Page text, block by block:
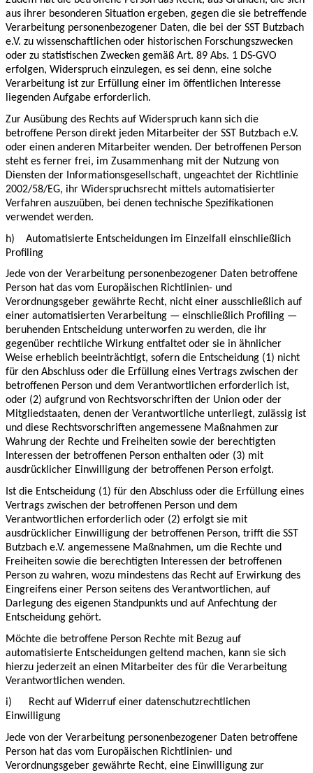
aus ihrer besonderen Situation ergeben, gegen die sie betreffende
Verarbeitung personenbezogener Daten, die bei der SST Butzbach
e.V. zu wissenschaftlichen oder historischen Forschungszwecken
oder zu statistischen Zwecken gemäß Art. 89 Abs. 1 DS-GVO
erfolgen, Widerspruch einzulegen, es sei denn, eine solche
Verarbeitung ist zur Erfüllung einer im öffentlichen Interesse
liegenden Aufgabe erforderlich.
Zur Ausübung des Rechts auf Widerspruch kann sich die
betroffene Person direkt jeden Mitarbeiter der SST Butzbach e.V.
oder einen anderen Mitarbeiter wenden. Der betroffenen Person
steht es ferner frei, im Zusammenhang mit der Nutzung von
Diensten der Informationsgesellschaft, ungeachtet der Richtlinie
2002/58/EG, ihr Widerspruchsrecht mittels automatisierter
Verfahren auszuüben, bei denen technische Spezifikationen
verwendet werden.
h)
Automatisierte Entscheidungen im Einzelfall einschließlich
Profiling
Jede von der Verarbeitung personenbezogener Daten betroffene
Person hat das vom Europäischen Richtlinien- und
Verordnungsgeber gewährte Recht, nicht einer ausschließlich auf
einer automatisierten Verarbeitung — einschließlich Profiling —
beruhenden Entscheidung unterworfen zu werden, die ihr
gegenüber rechtliche Wirkung entfaltet oder sie in ähnlicher
Weise erheblich beeinträchtigt, sofern die Entscheidung (1) nicht
für den Abschluss oder die Erfüllung eines Vertrags zwischen der
betroffenen Person und dem Verantwortlichen erforderlich ist,
oder (2) aufgrund von Rechtsvorschriften der Union oder der
Mitgliedstaaten, denen der Verantwortliche unterliegt, zulässig ist
und diese Rechtsvorschriften angemessene Maßnahmen zur
Wahrung der Rechte und Freiheiten sowie der berechtigten
Interessen der betroffenen Person enthalten oder (3) mit
ausdrücklicher Einwilligung der betroffenen Person erfolgt.
Ist die Entscheidung (1) für den Abschluss oder die Erfüllung eines
Vertrags zwischen der betroffenen Person und dem
Verantwortlichen erforderlich oder (2) erfolgt sie mit
ausdrücklicher Einwilligung der betroffenen Person, trifft die SST
Butzbach e.V. angemessene Maßnahmen, um die Rechte und
Freiheiten sowie die berechtigten Interessen der betroffenen
Person zu wahren, wozu mindestens das Recht auf Erwirkung des
Eingreifens einer Person seitens des Verantwortlichen, auf
Darlegung des eigenen Standpunkts und auf Anfechtung der
Entscheidung gehört.
Möchte die betroffene Person Rechte mit Bezug auf
automatisierte Entscheidungen geltend machen, kann sie sich
hierzu jederzeit an einen Mitarbeiter des für die Verarbeitung
Verantwortlichen wenden.
i)
Recht auf Widerruf einer datenschutzrechtlichen
Einwilligung
Jede von der Verarbeitung personenbezogener Daten betroffene
Person hat das vom Europäischen Richtlinien- und
Verordnungsgeber gewährte Recht, eine Einwilligung zur